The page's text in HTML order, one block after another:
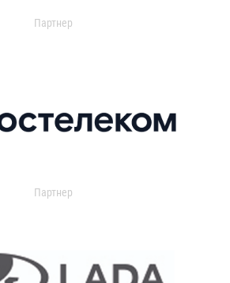
Партнер
Партнер